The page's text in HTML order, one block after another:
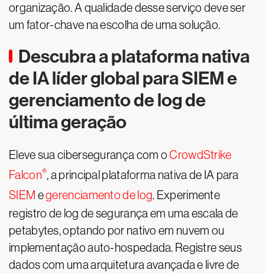
organização. A qualidade desse serviço deve ser
um fator-chave na escolha de uma solução.
Descubra a plataforma nativa
de IA líder global para SIEM e
gerenciamento de log de
última geração
Eleve sua cibersegurança com oCrowdStrike
Falcon®, a principal plataforma nativa de IA para
SIEM egerenciamento de log. Experimente
registro de log de segurança em uma escala de
petabytes, optando por nativo em nuvem ou
implementação auto-hospedada. Registre seus
dados com uma arquitetura avançada e livre de